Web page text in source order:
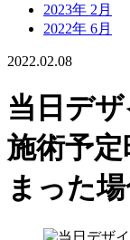
2023年 2月
2022年 6月
2022.02.08
当日デ
施術予
まった